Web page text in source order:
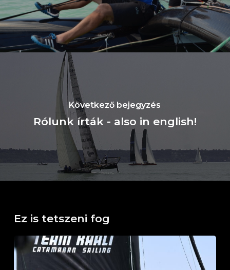
Következő bejegyzés
Rólunk írták - also in english!
Ez is tetszeni fog
Horváth
Boldizsár